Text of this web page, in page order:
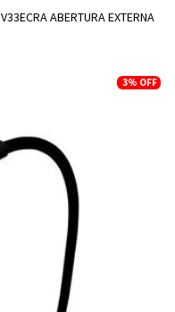
ABERTURA EXTERNA
3% OFF